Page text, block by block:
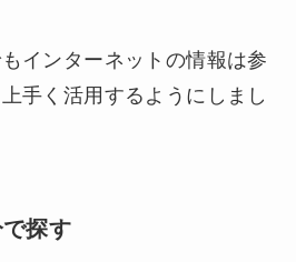
インターネットの情報は参
手く活用するようにしまし
探す